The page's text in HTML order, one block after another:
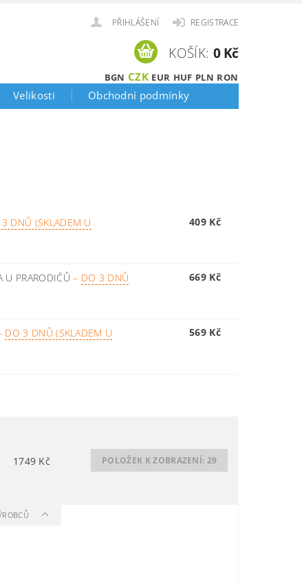
PŘIHLÁŠENÍ REGISTRACE
BGN CZK EUR HUF PLN RON
KOŠÍK: 0 Kč
Velikosti Obchodní podmínky
DNŮ (SKLADEM U
409 Kč
U PRARODIČŮ– DO 3 DNŮ
669 Kč
DO 3 DNŮ (SKLADEM U
569 Kč
1749 Kč POLOŽEK K ZOBRAZENÍ: 29